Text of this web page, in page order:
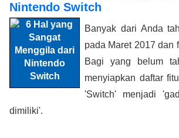
Nintendo Switch
Banyak dari Anda
pada Maret 2017 dan
Bagi yang belum
menyiapkan daftar
'Switch' menjadi
dimiliki'.